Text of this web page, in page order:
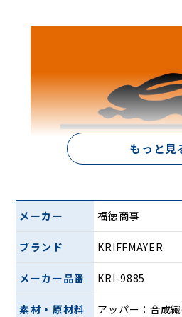
雨や雪でも安心の防水設計
もっと見
メーカー 福徳商事
ブランド KRIFFMAYER
メーカー品番 KRI-9885
素材・原材料
アッパー：合成